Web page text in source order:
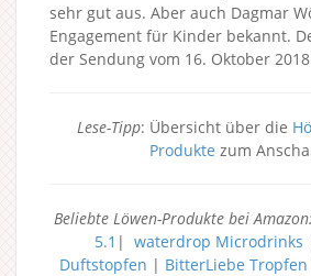
sehr gut aus. Aber auch Dagmar
Engagement für Kinder bekannt.
der Sendung vom 16. Oktober
Lese-Tipp: Übersicht über die
Produkte zum
Beliebte Löwen-Produkte bei Amazon:
5.1 | waterdrop Microdrinks
Duftstopfen | BitterLiebe Tropfen